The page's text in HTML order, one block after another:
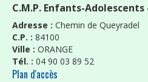
C.M.P. Enfants-Adolescents
Adresse : Chemin de Queyradel
C.P. : 84100
Ville : ORANGE
Tél. : 04 90 03 89 52
Plan d'accès